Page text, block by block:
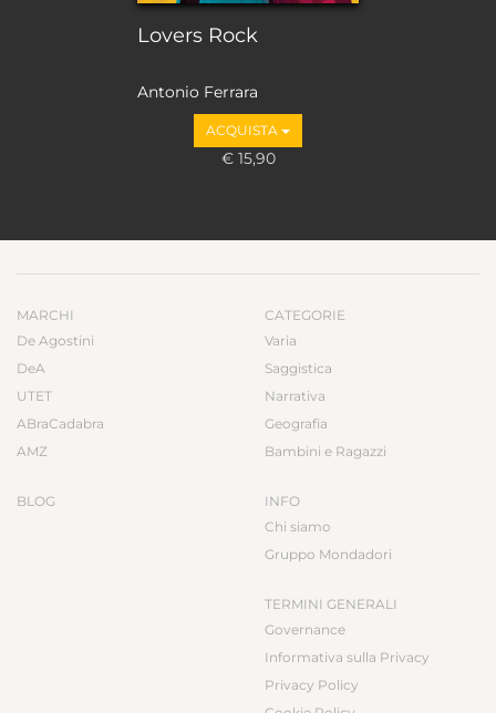
Lovers Rock
Antonio Ferrara
ACQUISTA
€ 15,90
MARCHI
De Agostini
DeA
UTET
ABraCadabra
AMZ
BLOG
CATEGORIE
Varia
Saggistica
Narrativa
Geografia
Bambini e Ragazzi
INFO
Chi siamo
Gruppo Mondadori
TERMINI GENERALI
Governance
Informativa sulla Privacy
Privacy Policy